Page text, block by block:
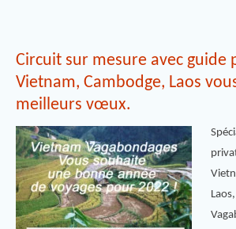
Circuit sur mesure avec guide
Vietnam, Cambodge, Laos
meilleurs vœux.